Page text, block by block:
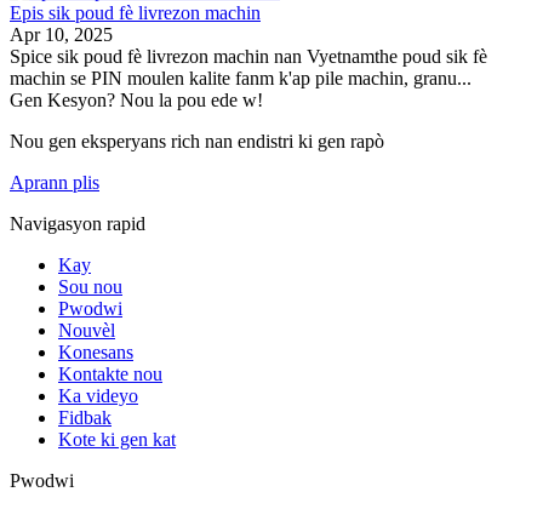
Epis sik poud fè livrezon machin
Apr 10, 2025
Spice sik poud fè livrezon machin nan Vyetnamthe poud sik fè
machin se PIN moulen kalite fanm k'ap pile machin, granu...
Gen Kesyon? Nou la pou ede w!
Nou gen eksperyans rich nan endistri ki gen rapò
Aprann plis
Navigasyon rapid
Kay
Sou nou
Pwodwi
Nouvèl
Konesans
Kontakte nou
Ka videyo
Fidbak
Kote ki gen kat
Pwodwi